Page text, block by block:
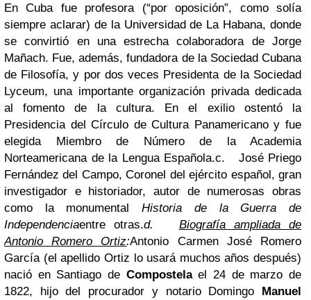
En Cuba fue profesora (“por oposición”, como solía
siempre aclarar) de la Universidad de La Habana, donde
se convirtió en una estrecha colaboradora de Jorge
Mañach. Fue, además, fundadora de la Sociedad Cubana
de Filosofía, y por dos veces Presidenta de la Sociedad
Lyceum, una importante organización privada dedicada
al fomento de la cultura. En el exilio ostentó la
Presidencia del Círculo de Cultura Panamericano y fue
elegida Miembro de Número de la Academia
Norteamericana de la Lengua Española.c.
José Priego
Fernández del Campo, Coronel del ejército español, gran
investigador e historiador, autor de numerosas obras
como la monumentalHistoria de la Guerra de
Independenciaentre otras.d.
Biografía ampliada de
Antonio Romero Ortiz:Antonio Carmen José Romero
García (el apellido Ortiz lo usará muchos años después)
nació en Santiago de Compostelael 24 de marzo de
1822, hijo del procurador y notario Domingo Manuel